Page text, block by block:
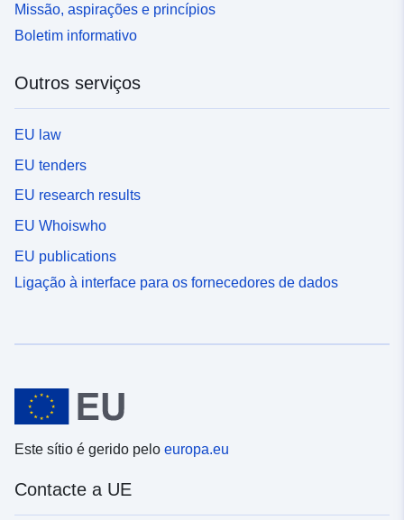
Missão, aspirações e princípios
Boletim informativo
Outros serviços
EU law
EU tenders
EU research results
EU Whoiswho
EU publications
Ligação à interface para os fornecedores de dados
Este sítio é gerido pelo europa.eu
Contacte a UE